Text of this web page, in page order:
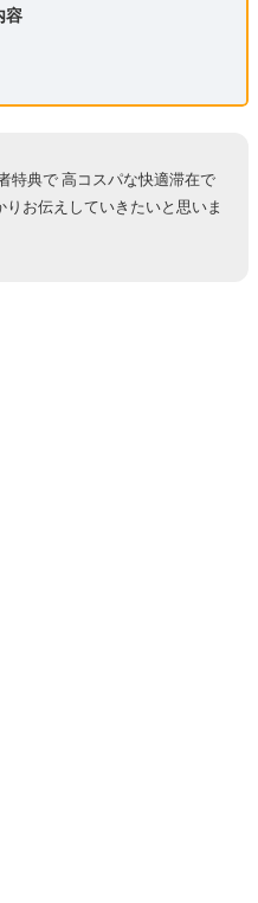
容
特典で 高コスパな快適滞在で
りお伝えしていきたいと思いま